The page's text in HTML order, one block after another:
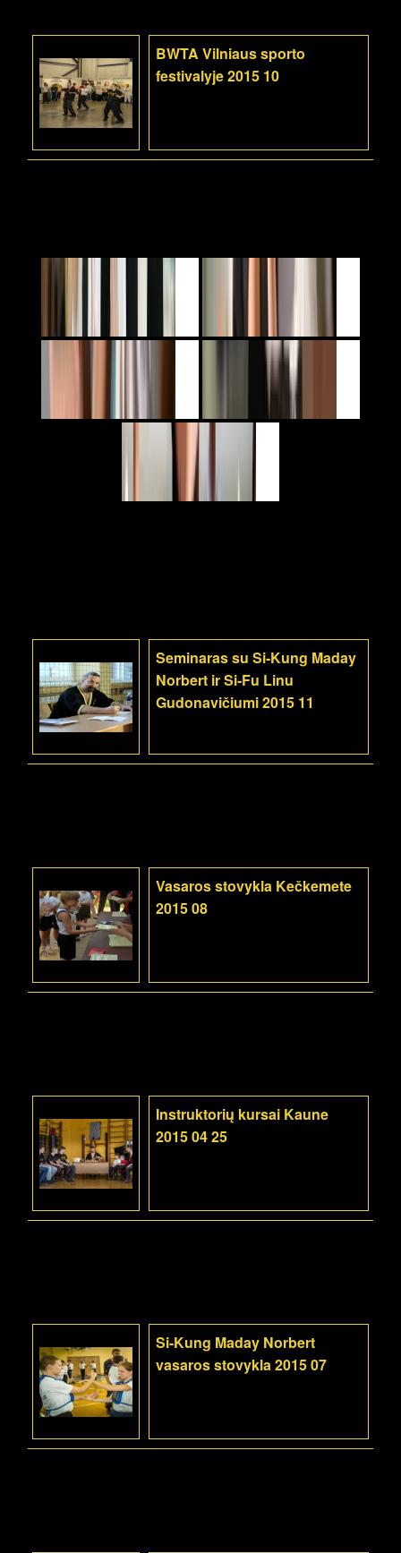
BWTA Vilniaus sporto
festivalyje 2015 10
Seminaras su Si-Kung Maday
Norbert ir Si-Fu Linu
Gudonavičiumi 2015 11
Vasaros stovykla Kečkemete
2015 08
Instruktorių kursai Kaune
2015 04 25
Si-Kung Maday Norbert
vasaros stovykla 2015 07